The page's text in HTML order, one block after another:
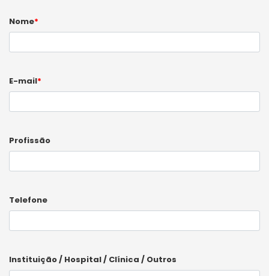
Nome*
E-mail*
Profissão
Telefone
Instituição / Hospital / Clínica / Outros